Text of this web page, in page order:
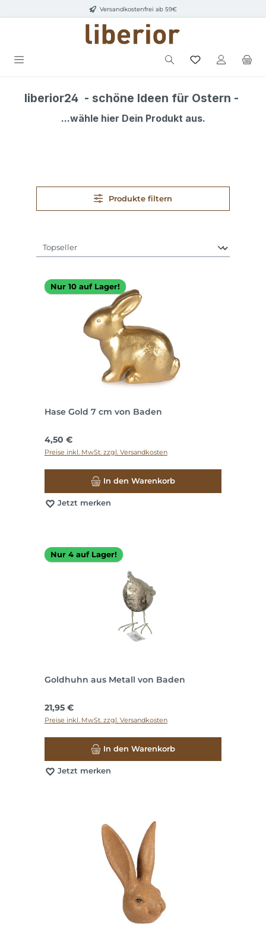
Zum Hauptinhalt springenVersandkostenfrei ab 59€
liberior24 - schöne Ideen für Ostern -
...wähle hier Dein Produkt aus.
Produkte filtern
Nur 10 auf Lager!
Hase Gold 7 cm von Baden
Regulärer Preis:
4,50 €
Preise inkl. MwSt. zzgl. Versandkosten
In den Warenkorb
Jetzt merken
Nur 4 auf Lager!
Goldhuhn aus Metall von Baden
Regulärer Preis:
21,95 €
Preise inkl. MwSt. zzgl. Versandkosten
In den Warenkorb
Jetzt merken